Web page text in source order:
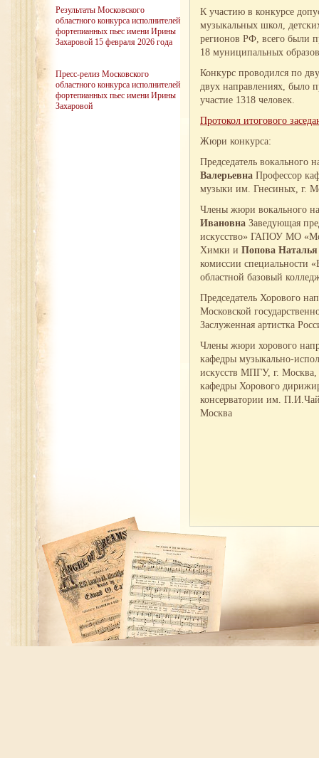
Результаты Московского
областного конкурса исполнителей
фортепианных пьес имени Ирины
Захаровой 15 февраля 2026 года
Пресс-релиз Московского
областного конкурса исполнителей
фортепианных пьес имени Ирины
Захаровой
К участию в конкурсе
музыкальных школ,
регионов РФ, всего были
18 муниципальных
Конкурс проводился по
двух направлениях, было
участие 1318 человек.
Протокол итогового
Жюри конкурса:
Председатель вокального
Валерьевна Профессор
музыки им. Гнесиных, г.
Члены жюри вокального
Ивановна Заведующая
искусство» ГАПОУ МО
Химки и Попова
комиссии специальности
областной базовый
Председатель Хорового
Московской
Заслуженная артистка
Члены жюри хорового
кафедры музыкально-
искусств МПГУ, г. Москва,
кафедры Хорового
консерватории им.
Москва